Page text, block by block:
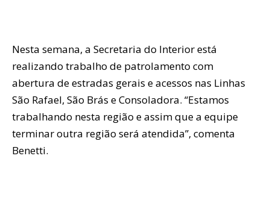
Nesta semana, a Secretaria do Interior está
realizando trabalho de patrolamento com
abertura de estradas gerais e acessos nas Linhas
São Rafael, São Brás e Consoladora. “Estamos
trabalhando nesta região e assim que a equipe
terminar outra região será atendida”, comenta
Benetti.